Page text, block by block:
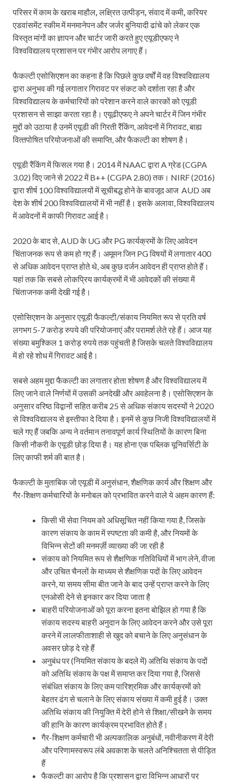
परिसर में काम के खराब माहौल,लक्ष्रित उत्‍पीड़न,संवाद में कमी,करियर
एडवांसमेंट स्‍कीम में मनमानेपन और जर्जर बुनियादी ढांचे को लेकर एक
विस्‍तृत मांगों का ज्ञापन और चार्टर जारी करते हुए एयूडीएफए ने
विश्‍वविद्यालय प्रशासन पर गंभीर आरोप लगाए हैं।
फैकल्‍टी एसोसिएशन का कहना है कि पिछले कुछ वर्षों में वह विश्वविद्यालय
द्वारा अनुभव की गई लगातार गिरावट पर संकट को दर्शाता रहा है और
विश्वविद्यालय के कर्मचारियों को परेशान करने वाले कारकों को एयूडी
प्रशासन से साझा करता रहा है। एयूढीएफए ने अपने चार्टर में जिन गंभीर
मुद्दों को उठाया है उनमें एयूडी की गिरती रैंकिंग, आवेदनों में गिरावट, बाह्य
वित्‍तपोषित परियोजनाओं की समाप्ति, और फैकल्‍टी का शोषण है।
एयूडी रैंकिंग में फिसल गया है। 2014 में NAAC द्वारा A ग्रेड (CGPA
3.02) दिए जाने से 2022 में B++ (CGPA 2.80) तक। NIRF (2016)
द्वारा शीर्ष 100 विश्वविद्यालयों में सूचीबद्ध होने के बावजूद आज AUD अब
देश के शीर्ष 200 विश्वविद्यालयों में भी नहीं है। इसके अलावा, विश्वविद्यालय
में आवेदनों में काफी गिरावट आई है।
2020 के बाद से, AUD के UG और PG कार्यक्रमों के लिए आवेदन
चिंताजनक रूप से कम हो गए हैं। अमूमन जिन PG विषयों में लगातार 400
से अधिक आवेदन प्राप्त होते थे, अब कुछ दर्जन आवेदन ही प्राप्त होते हैं।
यहां तक कि सबसे लोकप्रिय कार्यक्रमों में भी आवेदकों की संख्या में
चिंताजनक कमी देखी गई है।
एसोसिएशन के अनुसार एयूडी फैकल्टी/संकाय नियमित रूप से प्रति वर्ष
लगभग 5-7 करोड़ रुपये की परियोजनाएं और परामर्श लेते रहे हैं। आज यह
संख्या बमुश्किल 1 करोड़ रुपये तक पहुंचती है जिसके चलते विश्वविद्यालय
में हो रहे शोध में गिरावट आई है।
सबसे अहम मुद्दा फैकल्टी का लगातार होता शोषण है और विश्वविद्यालय में
लिए जाने वाले निर्णयों में उसकी अनदेखी और अवहेलना है। एसोसिएशन के
अनुसार वरिष्ठ विद्वानों सहित करीब 25 से अधिक संकाय सदस्यों ने 2020
से विश्वविद्यालय से इस्तीफा दे दिया है। इनमें से कुछ निजी विश्वविद्यालयों में
चले गए हैं जबकि अन्य ने वर्तमान तनावपूर्ण कार्य स्थितियों के कारण बिना
किसी नौकरी के एयूडी छोड़ दिया है। यह होना एक पब्लिक यूनिवर्सिटी के
लिए काफी शर्म की बात है।
फैकल्‍टी के मुताबिक जो एयूडी में अनुसंधान, शैक्षणिक कार्य और शिक्षण और
गैर-शिक्षण कर्मचारियों के मनोबल को प्रभावित करने वाले ये अहम कारण हैं:
किसी भी सेवा नियम को अधिसूचित नहीं किया गया है, जिसके
कारण संकाय के काम में स्पष्टता की कमी है, और नियमों के
विभिन्न सेटों की मनमर्ज़ी व्याख्या की जा रही है
संकाय को नियमित रूप से शैक्षणिक गतिविधियों में भाग लेने, वीजा
और उचित चैनलों के माध्यम से शैक्षणिक पदों के लिए आवेदन
करने, या समय सीमा बीत जाने के बाद उन्हें प्राप्त करने के लिए
एनओसी देने से इनकार कर दिया जाता है
बाहरी परियोजनाओं को पूरा करना इतना बोझिल हो गया है कि
संकाय सदस्य बाहरी अनुदान के लिए आवेदन करने और उसे पूरा
करने में लालफीताशाही से खुद को बचाने के लिए अनुसंधान के
अवसर छोड़ दे रहे हैं
अनुबंध पर (नियमित संकाय के बदले में) अतिथि संकाय के पदों
को अतिथि संकाय के पक्ष में समाप्त कर दिया गया है, जिससे
संबंधित संकाय के लिए कम पारिश्रमिक और कार्यक्रमों को
बेहतर ढंग से चलाने के लिए संकाय संख्या में कमी हुई है। उक्त
अतिथि संकाय की नियुक्ति में देरी होने से शिक्षा/सीखने के समय
की हानि के कारण कार्यक्रम प्रभावित होते हैं।
गैर-शिक्षण कर्मचारी भी अल्पकालिक अनुबंधों, नवीनीकरण में देरी
और परिणामस्वरूप लंबे अवकाश के चलते अनिश्चितता से पीड़ित
हैं
फैकल्‍टी का आरोप है कि प्रशासन द्वारा विभिन्न आधारों पर